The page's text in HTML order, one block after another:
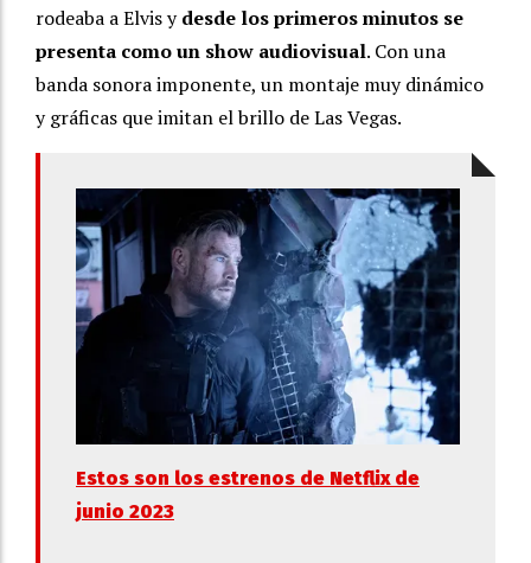
rodeaba a Elvis ydesde los primeros minutos se
presenta como un show audiovisual. Con una
banda sonora imponente, un montaje muy dinámico
y gráficas que imitan el brillo de Las Vegas.
Estos son los estrenos de Netflix de
junio 2023